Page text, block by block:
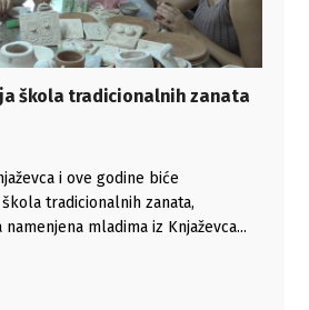
škola tradicionalnih zanata
i ove godine biće
tradicionalnih zanata,
mladima iz Knjaževca...